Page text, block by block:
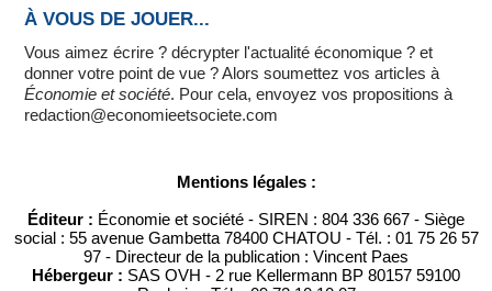
À VOUS DE JOUER...
Vous aimez écrire ? décrypter l'actualité économique ? et
donner votre point de vue ? Alors soumettez vos articles à
Économie et société. Pour cela, envoyez vos propositions à
redaction@economieetsociete.com
Mentions légales :
Éditeur : Économie et société - SIREN : 804 336 667 - Siège
social : 55 avenue Gambetta 78400 CHATOU - Tél. : 01 75 26 57
97 - Directeur de la publication : Vincent Paes
Hébergeur : SAS OVH - 2 rue Kellermann BP 80157 59100